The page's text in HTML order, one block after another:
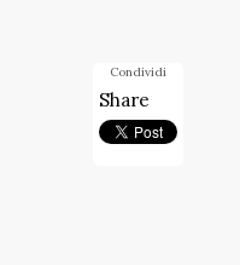
Condividi
Share